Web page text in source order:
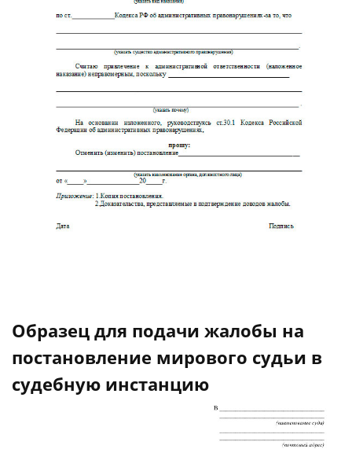
Образец для подачи жалобы на
постановление мирового судьи в
судебную инстанцию